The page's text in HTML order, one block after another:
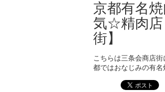
京都有名
気☆精肉店
街】
こちらは三条会商店
都ではおなじみの有名